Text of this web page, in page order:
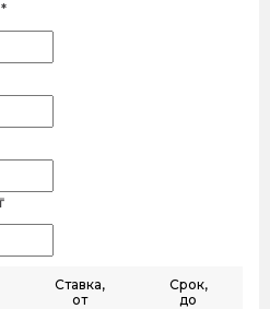
Ставка,
от
Срок,
до